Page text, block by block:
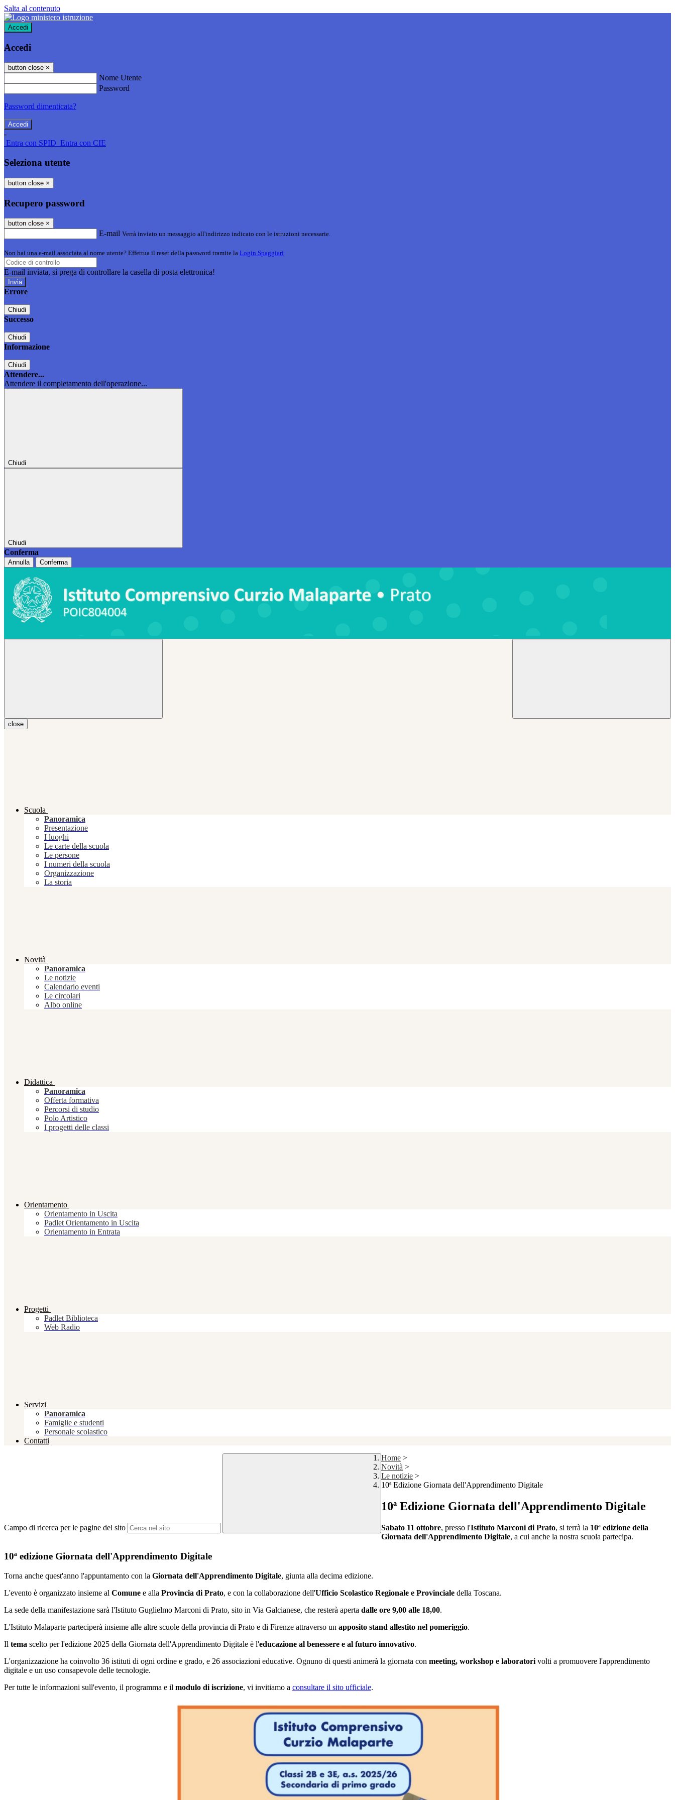
Salta al contenuto
Accedi
Accedi
button close ×
Nome Utente
Password
Password dimenticata?
-
Entra con SPID Entra con CIE
Seleziona utente
button close ×
Recupero password
button close ×
E-mail Verrà inviato un messaggio all'indirizzo indicato con le istruzioni necessarie.
Non hai una e-mail associata al nome utente? Effettua il reset della password tramite la Login Spaggiari
E-mail inviata, si prega di controllare la casella di posta elettronica!
Errore
Chiudi
Successo
Chiudi
Informazione
Chiudi
Attendere...
Attendere il completamento dell'operazione...
Chiudi
Chiudi
Conferma
Annulla Conferma
close
Scuola
Panoramica
Presentazione
I luoghi
Le carte della scuola
Le persone
I numeri della scuola
Organizzazione
La storia
Novità
Panoramica
Le notizie
Calendario eventi
Le circolari
Albo online
Didattica
Panoramica
Offerta formativa
Percorsi di studio
Polo Artistico
I progetti delle classi
Orientamento
Orientamento in Uscita
Padlet Orientamento in Uscita
Orientamento in Entrata
Progetti
Padlet Biblioteca
Web Radio
Servizi
Panoramica
Famiglie e studenti
Personale scolastico
Contatti
Campo di ricerca per le pagine del sito
Home >
Novità >
Le notizie >
10ª Edizione Giornata dell'Apprendimento Digitale
10ª Edizione Giornata dell'Apprendimento Digitale
Sabato 11 ottobre, presso l'Istituto Marconi di Prato, si terrà la 10ª edizione della
Giornata dell'Apprendimento Digitale, a cui anche la nostra scuola partecipa.
10ª edizione Giornata dell'Apprendimento Digitale
Torna anche quest'anno l'appuntamento con la Giornata dell'Apprendimento Digitale, giunta alla decima edizione.
L'evento è organizzato insieme al Comune e alla Provincia di Prato, e con la collaborazione dell'Ufficio Scolastico Regionale e Provinciale della Toscana.
La sede della manifestazione sarà l'Istituto Guglielmo Marconi di Prato, sito in Via Galcianese, che resterà aperta dalle ore 9,00 alle 18,00.
L'Istituto Malaparte parteciperà insieme alle altre scuole della provincia di Prato e di Firenze attraverso un apposito stand allestito nel pomeriggio.
Il tema scelto per l'edizione 2025 della Giornata dell'Apprendimento Digitale è l'educazione al benessere e al futuro innovativo.
L'organizzazione ha coinvolto 36 istituti di ogni ordine e grado, e 26 associazioni educative. Ognuno di questi animerà la giornata con meeting, workshop e laboratori volti a promuovere l'apprendimento
digitale e un uso consapevole delle tecnologie.
Per tutte le informazioni sull'evento, il programma e il modulo di iscrizione, vi invitiamo a consultare il sito ufficiale.